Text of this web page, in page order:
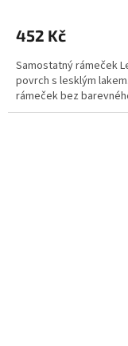
452 Kč
Samostatný rámeček
povrch s lesklým
rámeček bez